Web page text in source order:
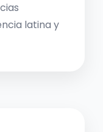
latina y